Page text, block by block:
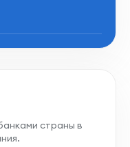
страны в